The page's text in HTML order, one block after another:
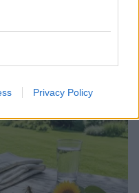
Privacy Policy